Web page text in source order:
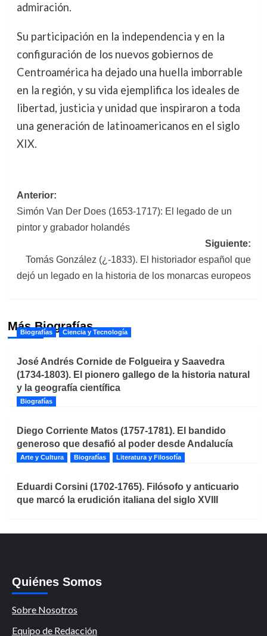
admiración.
Su participación en la independencia y en la
configuración de los nuevos gobiernos de
Centroamérica ha dejado una huella imborrable
en la región, y su vida ejemplifica los ideales de
libertad, justicia y unidad que inspiraron a toda
una generación de latinoamericanos en el siglo
XIX.
Navegación
de
entradas
Anterior:
Simón Van Der Does (1653-1717): El legado de un
pintor y grabador holandés
Siguiente:
Tomás González (¿-1833). El historiador español que
dejó un legado en la historia de los monarcas europeos
Más Biografías
Biografías Ciencia y Tecnología
José Andrés Cornide de Folgueira y Saavedra
(1734-1803). El pionero gallego de la historia natural
y la geografía científica
Biografías
Diego Corriente Matos (1757-1781). El bandido
generoso que desafió al poder desde Andalucía
Arte y Cultura Biografías Literatura y Filosofía
Eduardi Corsini (1702-1765). Filósofo y anticuario
que marcó la erudición italiana del siglo XVIII
Quiénes Somos
Sobre Nosotros
Equipo de Redacción